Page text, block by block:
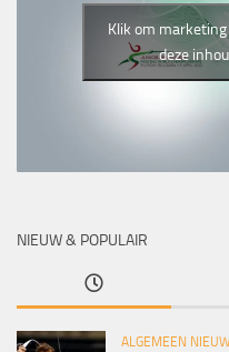
Klik om
deze
NIEUW & POPULAIR
ALGEMEEN